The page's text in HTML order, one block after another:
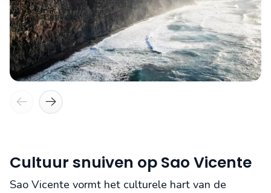
Cultuur snuiven op Sao Vicente
Sao Vicente vormt het culturele hart van de